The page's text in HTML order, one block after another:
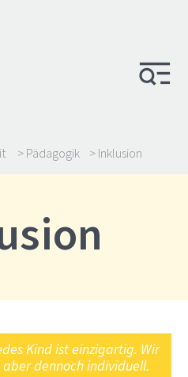
> Pädagogik > Inklusion
Kind ist einzigartig. Wir
dennoch individuell.